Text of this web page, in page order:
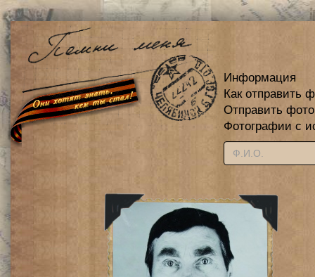
Информация
Как отправить
Отправить
Фотографии с